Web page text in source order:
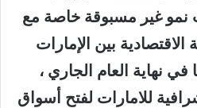
نمو غير مسبوقة خاصة مع
بين الإمارات
نهاية العام الجاري ،
للامارات لفتح أسواق